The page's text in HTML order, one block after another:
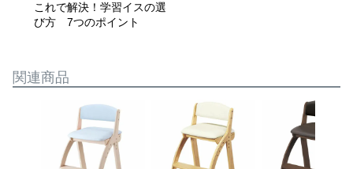
これで解決！学習イスの選
び方 7つのポイント
関連商品